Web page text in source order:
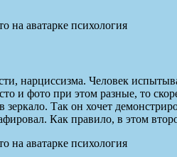
нарциссизма. Человек
и фото при этом разные, то
Так он хочет
Как правило, в этом